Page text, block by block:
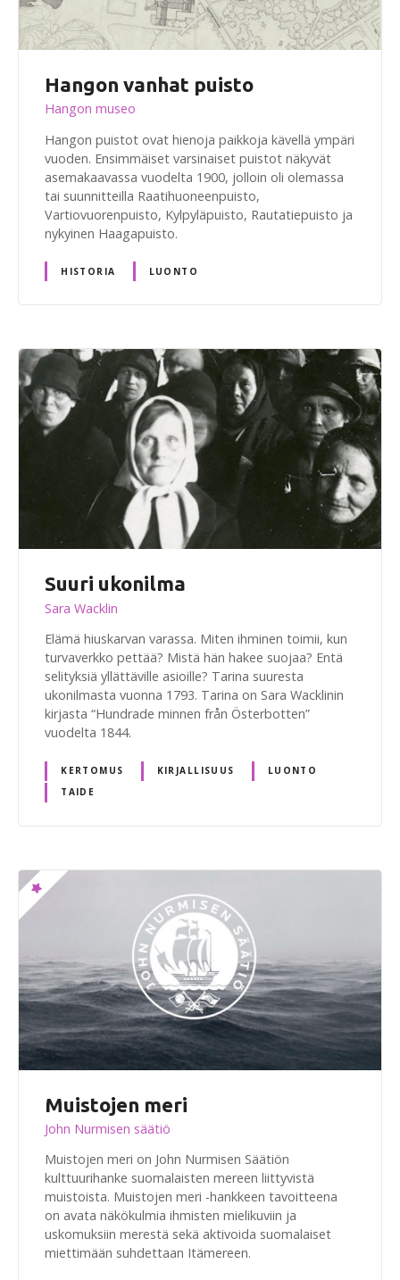
Hangon vanhat puisto
Hangon museo
Hangon puistot ovat hienoja paikkoja kävellä ympäri
vuoden. Ensimmäiset varsinaiset puistot näkyvät
asemakaavassa vuodelta 1900, jolloin oli olemassa
tai suunnitteilla Raatihuoneenpuisto,
Vartiovuorenpuisto, Kylpyläpuisto, Rautatiepuisto ja
nykyinen Haagapuisto.
HISTORIA LUONTO
Suuri ukonilma
Sara Wacklin
Elämä hiuskarvan varassa. Miten ihminen toimii, kun
turvaverkko pettää? Mistä hän hakee suojaa? Entä
selityksiä yllättäville asioille? Tarina suuresta
ukonilmasta vuonna 1793. Tarina on Sara Wacklinin
kirjasta “Hundrade minnen från Österbotten”
vuodelta 1844.
KERTOMUS KIRJALLISUUS
LUONTO
TAIDE
Muistojen meri
John Nurmisen säätiö
Muistojen meri on John Nurmisen Säätiön
kulttuurihanke suomalaisten mereen liittyvistä
muistoista. Muistojen meri -hankkeen tavoitteena
on avata näkökulmia ihmisten mielikuviin ja
uskomuksiin merestä sekä aktivoida suomalaiset
miettimään suhdettaan Itämereen.